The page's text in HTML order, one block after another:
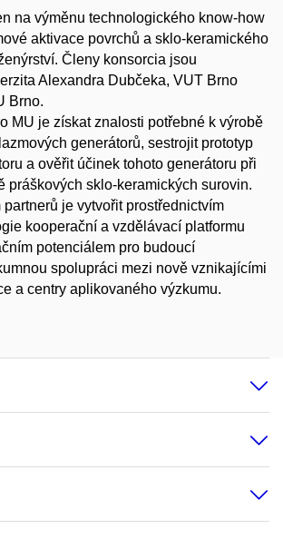
na výměnu technologického know-how
aktivace povrchů a sklo-keramického
Členy konsorcia jsou
Alexandra Dubčeka, VUT Brno
Brno.
MU je získat znalosti potřebné k výrobě
generátorů, sestrojit prototyp
a ověřit účinek tohoto generátoru při
práškových sklo-keramických surovin.
je vytvořit prostřednictvím
kooperační a vzdělávací platformu
potenciálem pro budoucí
spolupráci mezi nově vznikajícími
a centry aplikovaného výzkumu.